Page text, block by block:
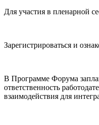
Для участия в пленарной
Зарегистрироваться и
В Программе Форума
ответственность
взаимодействия для